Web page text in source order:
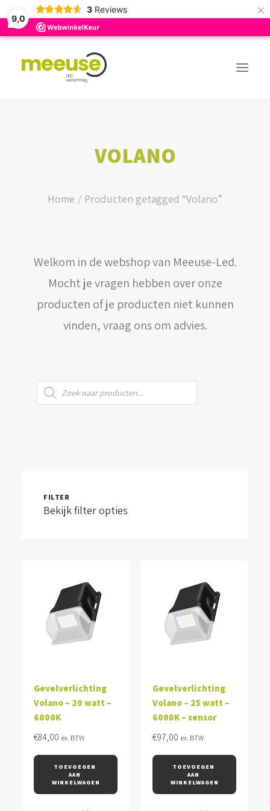
9,0
3 Reviews ×
BUDGET ASSORTIMENT
WEBSHOP
LOGIN / REGISTER
WINKELWAGEN
VOLANO
Home Producten getagged “Volano”
Welkom in de webshop van Meeuse-Led.
Mocht je vragen hebben over onze
producten of je producten niet kunnen
vinden, vraag ons om advies.
Producten
zoeken
FILTER
Bekijk filter opties
Gevelverlichting
Volano – 20 watt –
6000K
€84,00 ex. BTW
TOEVOEGEN
AAN
WINKELWAGEN
Gevelverlichting
Volano – 25 watt –
6000K – sensor
€97,00 ex. BTW
TOEVOEGEN
AAN
WINKELWAGEN